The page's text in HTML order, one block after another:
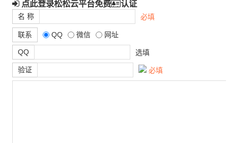
点此登录松松云平台免费 认证
名 称 必填
联系 QQ 微信 网址
QQ 选填
验证 必填